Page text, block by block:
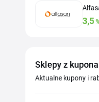
3,5
Sklepy z
Aktualne kupony i